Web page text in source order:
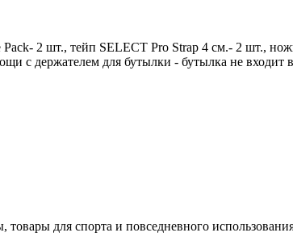
2 шт., тейп SELECT Pro Strap 4 см.- 2 шт.,
с держателем для бутылки - бутылка не
для спорта и повседневного